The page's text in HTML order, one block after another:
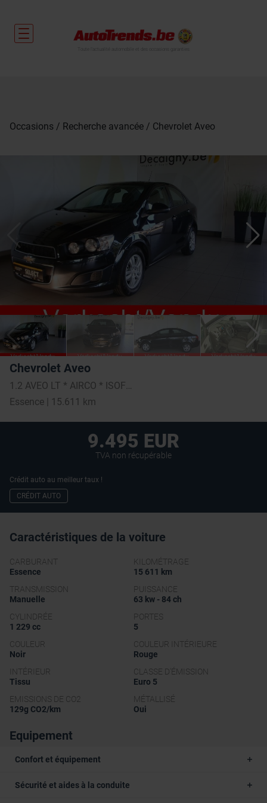
Occasions Recherche avancée Chevrolet Aveo
Chevrolet Aveo
Essence | 15.611 km
9.495 EUR
TVA non récupérable
Crédit auto au meilleur taux !
CRÉDIT AUTO
Caractéristiques de la voiture
CARBURANT
Essence
KILOMÉTRAGE
15 611 km
TRANSMISSION
Manuelle
PUISSANCE
63 kw - 84 ch
CYLINDRÉE
1 229 cc
PORTES
5
COULEUR
Noir
COULEUR INTÉRIEURE
Rouge
INTÉRIEUR
Tissu
CLASSE D'ÉMISSION
Euro 5
EMISSIONS DE CO2
129g CO2/km
MÉTALLISÉ
Oui
Equipement
Confort et équipement
Sécurité et aides à la conduite